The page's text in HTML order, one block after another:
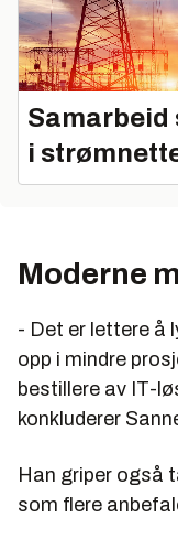
Samarbeid
i
Moderne
- Det er lettere å
opp i mindre
bestillere av IT-
konkluderer
Han griper også
som flere